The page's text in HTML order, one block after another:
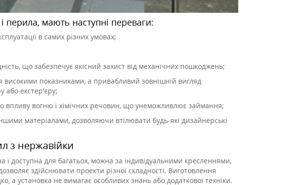
перила, мають наступні переваги:
в самих різних умовах;
що забезпечує якісний захист від механічних пошкоджень;
високими показниками, а привабливий зовнішній вигляд
або екстер'єру;
впливу вогню і хімічних речовин, що унеможливлює займання;
матеріалами, дозволяючи втілювати будь-які дизайнерські
з нержавійки
доступна для багатьох, можна за індивідуальними кресленнями,
здійснювати проекти різної складності. Виготовлення
а установка не вимагає особливих знань або додаткової техніки.